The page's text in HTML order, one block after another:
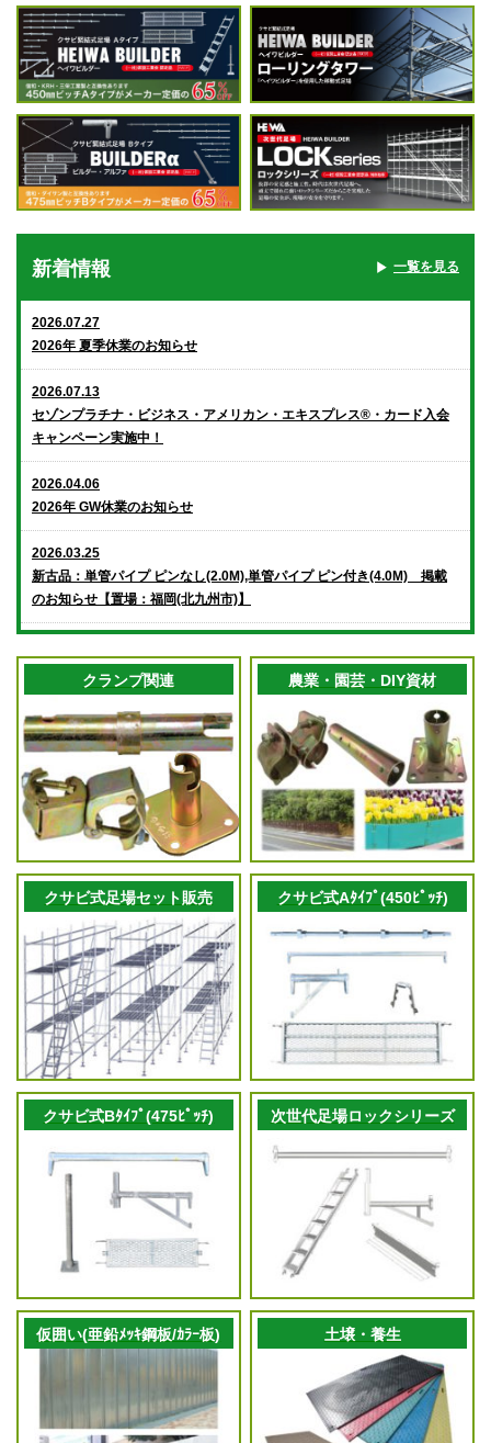
新着情報 一覧を見る
2026.07.27
2026年 夏季休業のお知らせ
2026.07.13
セゾンプラチナ・ビジネス・アメリカン・エキスプレス®・カード入会
キャンペーン実施中！
2026.04.06
2026年 GW休業のお知らせ
2026.03.25
新古品：単管パイプ ピンなし(2.0M),単管パイプ ピン付き(4.0M) 掲載
のお知らせ【置場：福岡(北九州市)】
中古品：ブラケット40,踏板4018,4012,4009,4006,踏板
2518,2509,2506,2504〔Aタイプ〕掲載のお知らせ【置場：東北(宮城)】
2026.03.19
中古品：ブラケット40,踏板4018,4012,4009,4006,踏板2518,2512,2506,
支柱09〔Aタイプ〕掲載のお知らせ【置場：関東(茨城)】
2026.03.18
中古品：センターアダプター〔平和技研A2仕様〕掲載のお知らせ【置
場：福岡県糟屋郡】
2025.12.04
年末年始の営業日のお知らせ
2025.12.01
【新商品】くさび式足場模型(レジン) 本足場セット 掲載のお知らせ
2025.11.18
【新商品】くさび式足場模型(レジン) スタートセット・バラ掲載のお知
クランプ関連 農業・園芸・DIY資材
クサビ式足場セット販売 クサビ式Aﾀｲﾌﾟ(450ﾋﾟｯﾁ)
クサビ式Bﾀｲﾌﾟ(475ﾋﾟｯﾁ) 次世代足場ロックシリーズ
仮囲い(亜鉛ﾒｯｷ鋼板/ｶﾗｰ板) 土壌・養生